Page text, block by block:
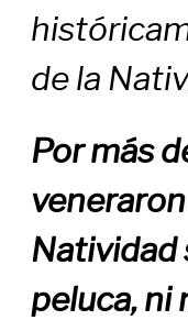
de la
Por más
Natividad
peluca, ni